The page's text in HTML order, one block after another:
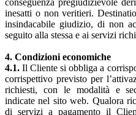
conseguenza pregiudizievole
inesatti o non veritieri.
insindacabile giudizio, di non
seguito alla stessa e ai servizi
4. Condizioni economiche
4.1. Il Cliente si obbliga a
corrispettivo previsto per
richiesti, con le modalità e
indicate nel sito web. Qualora
di servizi a pagamento il